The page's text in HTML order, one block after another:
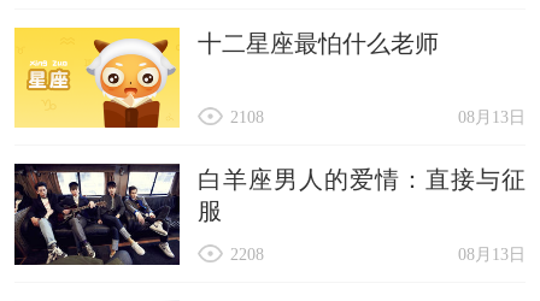
十二星座最怕什么老师
08月13日
2108
白羊座男人的爱情：直接与征
服
08月13日
2208